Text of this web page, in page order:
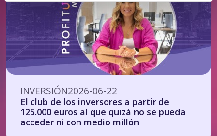
INVERSIÓN2026-06-22
El club de los inversores a partir de
125.000 euros al que quizá no se pueda
acceder ni con medio millón